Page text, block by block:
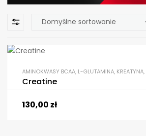
AMINOKWASY BCAA, L-GLUTAMINA, KREATYNA,
Creatine
130,00 zł